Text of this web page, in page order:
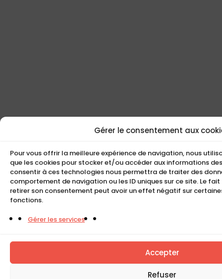
Gérer le consentement aux
Pour vous offrir la meilleure expérience de navigation, nous
que les cookies pour stocker et/ou accéder aux informations
consentir à ces technologies nous permettra de traiter des
comportement de navigation ou les ID uniques sur ce site. Le
retirer son consentement peut avoir un effet négatif sur
fonctions.
Gérer les services
Accepter
Refuser